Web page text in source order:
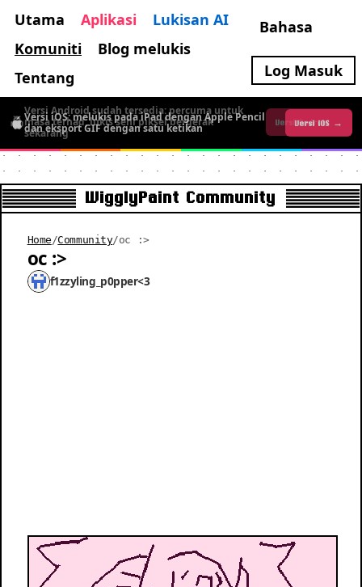
Utama Aplikasi
Lukisan AI
Komuniti
Blog melukis
Tentang
Bahasa
Log Masuk
Versi Android sudah tersedia: percuma untuk
masa terhad, lukis seni piksel bergerak
sekarang
Versi Android →
Versi iOS: melukis pada iPad dengan Apple Pencil
dan eksport GIF dengan satu ketikan
Versi iOS →
WigglyPaint Community
Home /Community/oc :>
oc :>
f1zzyling_p0pper<3